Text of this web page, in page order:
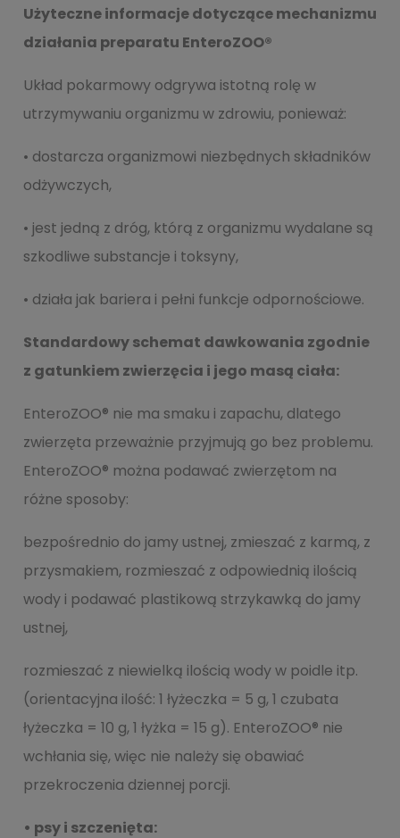
Użyteczne informacje dotyczące mechanizmu
działania preparatu EnteroZOO®
Układ pokarmowy odgrywa istotną rolę w
utrzymywaniu organizmu w zdrowiu, ponieważ:
• dostarcza organizmowi niezbędnych składników
odżywczych,
• jest jedną z dróg, którą z organizmu wydalane są
szkodliwe substancje i toksyny,
• działa jak bariera i pełni funkcje odpornościowe.
Standardowy schemat dawkowania zgodnie
z gatunkiem zwierzęcia i jego masą ciała:
EnteroZOO® nie ma smaku i zapachu, dlatego
zwierzęta przeważnie przyjmują go bez problemu.
EnteroZOO® można podawać zwierzętom na
różne sposoby:
bezpośrednio do jamy ustnej, zmieszać z karmą, z
przysmakiem, rozmieszać z odpowiednią ilością
wody i podawać plastikową strzykawką do jamy
ustnej,
rozmieszać z niewielką ilością wody w poidle itp.
(orientacyjna ilość: 1 łyżeczka = 5 g, 1 czubata
łyżeczka = 10 g, 1 łyżka = 15 g). EnteroZOO® nie
wchłania się, więc nie należy się obawiać
przekroczenia dziennej porcji.
• psy i szczenięta: